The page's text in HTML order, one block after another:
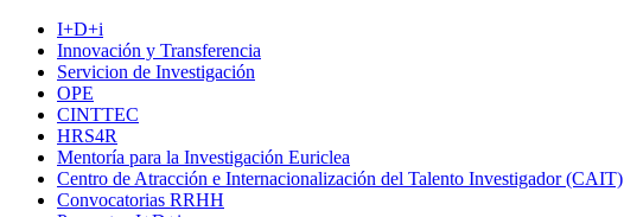
I+D+i
Innovación y Transferencia
Servicion de Investigación
OPE
CINTTEC
HRS4R
Mentoría para la Investigación Euriclea
Centro de Atracción e Internacionalización del Talento Investigador (CAIT)
Convocatorias RRHH